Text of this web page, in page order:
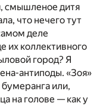
смышленое дитя
что нечего тут
деле
их коллективного
город? Я
антиподы. «Зоя»
или,
на голове — как у